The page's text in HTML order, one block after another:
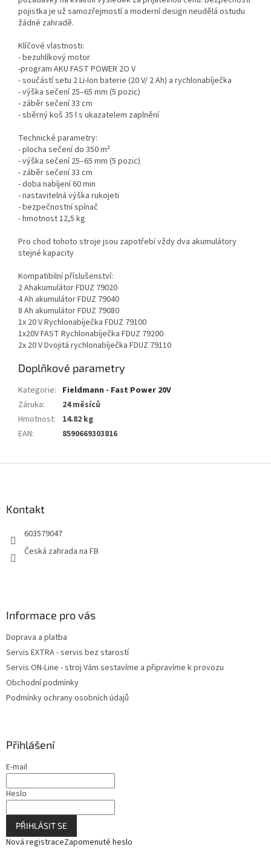
pojistka je už samozřejmostí a moderní design neudělá ostudu
žádné zahradě.
Klíčové vlastnosti:
- bezuhlíkový motor
-program AKU FAST POWER 2O V
- součástí setu 2 Li-Ion baterie (20 V/ 2 Ah) a rychlonabíječka
- výška sečení 25–65 mm (5 pozic)
- záběr sečení 33 cm
- sběrný koš 35 l s ukazatelem zaplnění
Technické parametry:
- plocha sečení do 350 m²
- výška sečení 25–65 mm (5 pozic)
- záběr sečení 33 cm
- doba nabíjení 60 min
- nastavitelná výška rukojeti
- bezpečnostní spínač
- hmotnost 12,5 kg
Pro chod tohoto stroje jsou zapotřebí vždy dva akumulátory
stejné kapacity
Kompatibilní příslušenství:
2 Ahakumulátor FDUZ 79020
4 Ah akumulátor FDUZ 79040
8 Ah akumulátor FDUZ 79080
1x 20 V Rychlonabíječka FDUZ 79100
1x20V FAST Rychlonabíječka FDUZ 79200
2x 20 V Dvojitá rychlonabíječka FDUZ 79110
Doplňkové parametry
Kategorie: Fieldmann - Fast Power 20V
Záruka:
24 měsíců
Hmotnost:
14.82 kg
EAN: 8590669303816
Kontakt
603579047
Česká zahrada na FB
Informace pro vás
Doprava a platba
Servis EXTRA - servis bez starostí
Servis ON-Line - stroj Vám sestavíme a připravíme k provozu
Obchodní podmínky
Podmínky ochrany osobních údajů
Přihlášení
E-mail
Heslo
PŘIHLÁSIT SE
Nová registraceZapomenuté heslo